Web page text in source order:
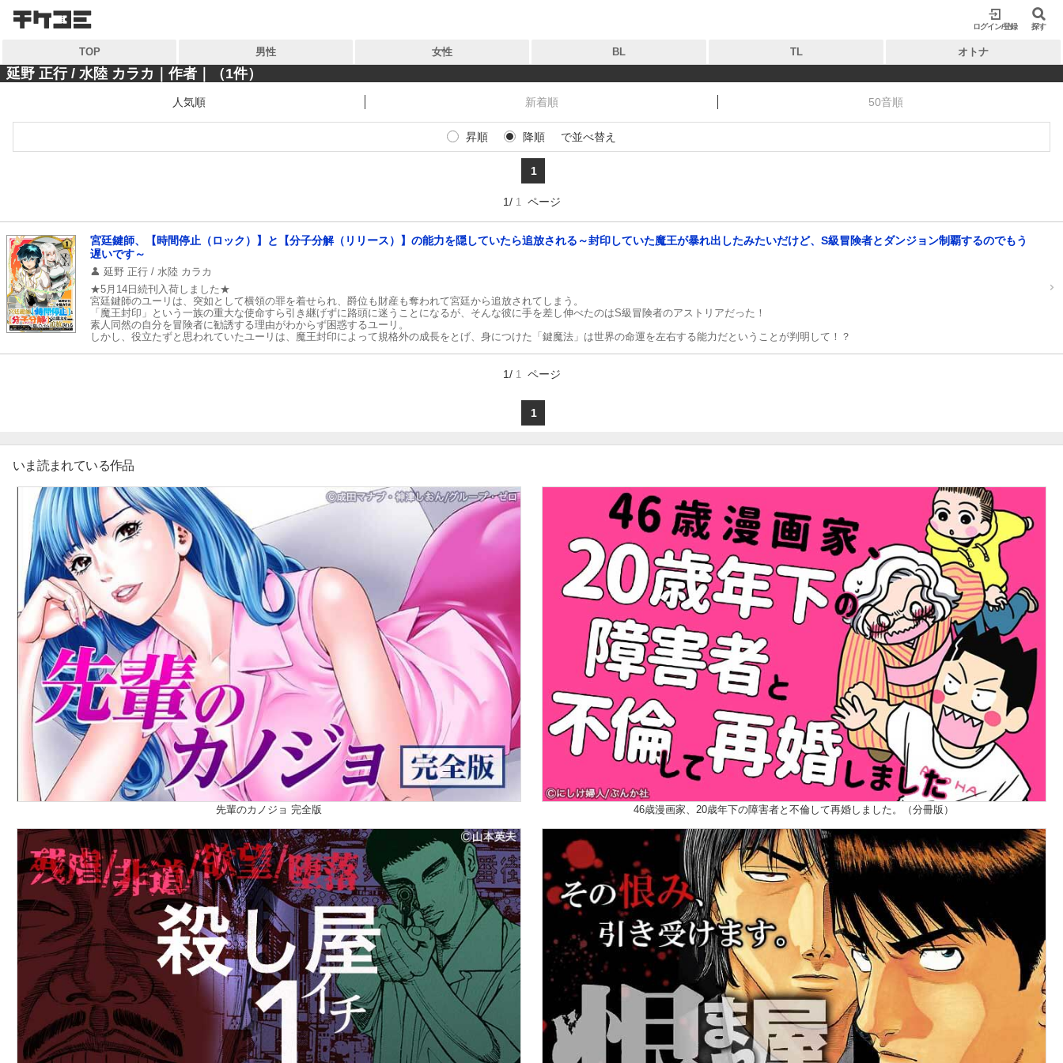
ログイン/登録 探す
検索
閉じる
キーワードから探す
ジャンル タグ
コンテンツから探す
ランキング
おすすめ 無料
特集
マイ本棚から探す
TOP 男性 女性 BL TL オトナ
検索
閉じる
キーワードから探す
ジャンル タグ
マイ本棚から探す
最近読んだ作品
延野 正行 / 水陸 カラカ｜作者｜（1件）
人気順 新着順 50音順
昇順 降順 で並べ替え
1
1/ 1 ページ
宮廷鍵師、【時間停止（ロック）】と【分子分解（リリース）】の能力を隠していたら追放される～封印していた魔王が暴れ出したみたいだけど、S級冒険者とダンジョン制覇するのでもう
遅いです～
延野 正行 / 水陸 カラカ
★5月14日続刊入荷しました★
宮廷鍵師のユーリは、突如として横領の罪を着せられ、爵位も財産も奪われて宮廷から追放されてしまう。
「魔王封印」という一族の重大な使命すら引き継げずに路頭に迷うことになるが、そんな彼に手を差し伸べたのはS級冒険者のアストリアだった！
素人同然の自分を冒険者に勧誘する理由がわからず困惑するユーリ。
しかし、役立たずと思われていたユーリは、魔王封印によって規格外の成長をとげ、身につけた「鍵魔法」は世界の命運を左右する能力だということが判明して！？
1/ 1 ページ
1
いま読まれている作品
先輩のカノジョ 完全版 46歳漫画家、20歳年下の障害者と不倫して再婚しました。（分冊版）